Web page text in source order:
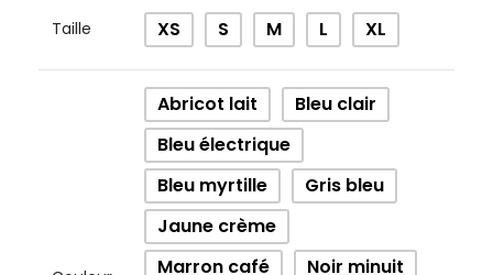
Taille XS S M L XL
Abricot lait
Bleu clair
Bleu électrique
Bleu myrtille
Gris bleu
Jaune crème
Marron café
Noir minuit